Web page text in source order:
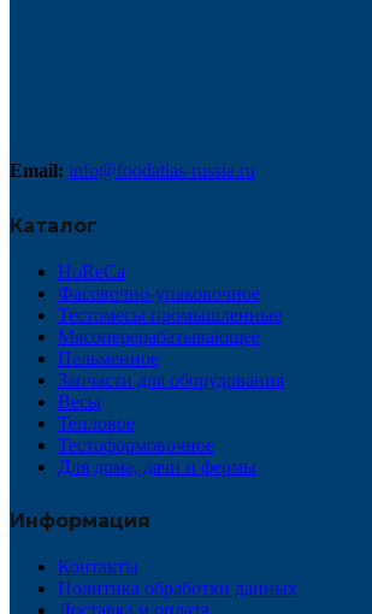
Email: info@foodatlas-russia.ru
Каталог
HoReCa
Фасовочно-упаковочное
Тестомесы промышленные
Мясоперерабатывающее
Пельменное
Запчасти для оборудования
Весы
Тепловое
Тестоформовочное
Для дома, дачи и фермы
Информация
Контакты
Политика обработки данных